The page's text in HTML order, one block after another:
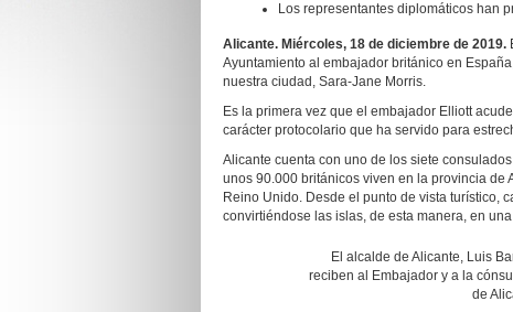
Los representantes diplomáticos han
Alicante. Miércoles, 18 de diciembre de 2019.
Ayuntamiento al embajador británico en
nuestra ciudad, Sara-Jane Morris.
Es la primera vez que el embajador Elliott
carácter protocolario que ha servido para
Alicante cuenta con uno de los siete
unos 90.000 británicos viven en la provincia de
Reino Unido. Desde el punto de vista turístico,
convirtiéndose las islas, de esta manera, en
El alcalde de Alicante, Luis
reciben al Embajador y a la
de